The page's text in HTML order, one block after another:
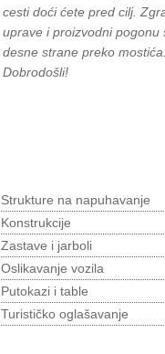
cesti doći ćete pred cilj.
uprave i proizvodni pogonu
desne strane preko
Dobrodošli!
Strukture na napuhavanje
Konstrukcije
Zastave i jarboli
Oslikavanje vozila
Putokazi i table
Turističko oglašavanje